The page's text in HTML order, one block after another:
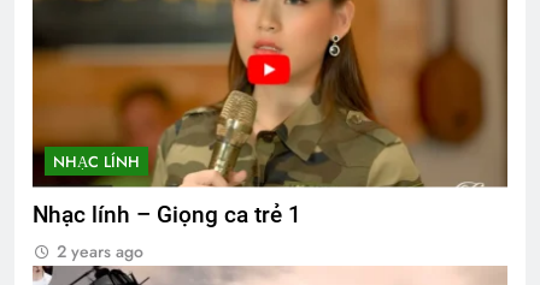
NHẠC LÍNH
Nhạc lính – Giọng ca trẻ 1
2 years ago